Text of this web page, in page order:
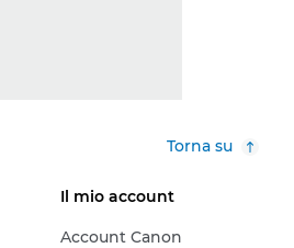
Torna su
Il mio account
Account Canon